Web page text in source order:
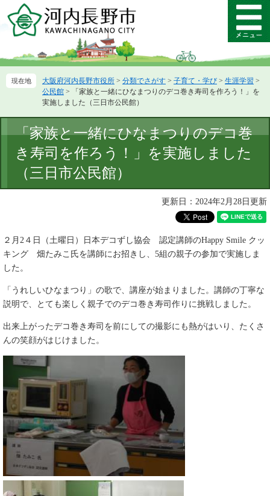
ー
先
ニ
を
本
文
メ
ニ
ー
大阪府河内長野市役所 > 分類でさがす > 子育て・学び > 生涯学習 >
公民館 >
「家族と一緒にひなまつりのデコ巻き寿司を作ろう！」を
実施しました（三日市公民館）
文
「家族と一緒にひなまつりのデコ巻
き寿司を作ろう！」を実施しました
（三日市公民館）
更新日：2024年2月28日更新
２月2４日（土曜日）日本デコずし協会 認定講師​のHappy Smile クッ
キング 畑たみこ氏を講師にお招きし、5組の親子の参加で実施しま
した。
「うれしいひなまつり」の歌で、講座が始まりました。講師の丁寧な
説明で、とても楽しく親子でのデコ巻き寿司作りに挑戦しました。
出来上がったデコ巻き寿司を前にしての撮影にも熱がはいり、たくさ
んの笑顔がはじけました。